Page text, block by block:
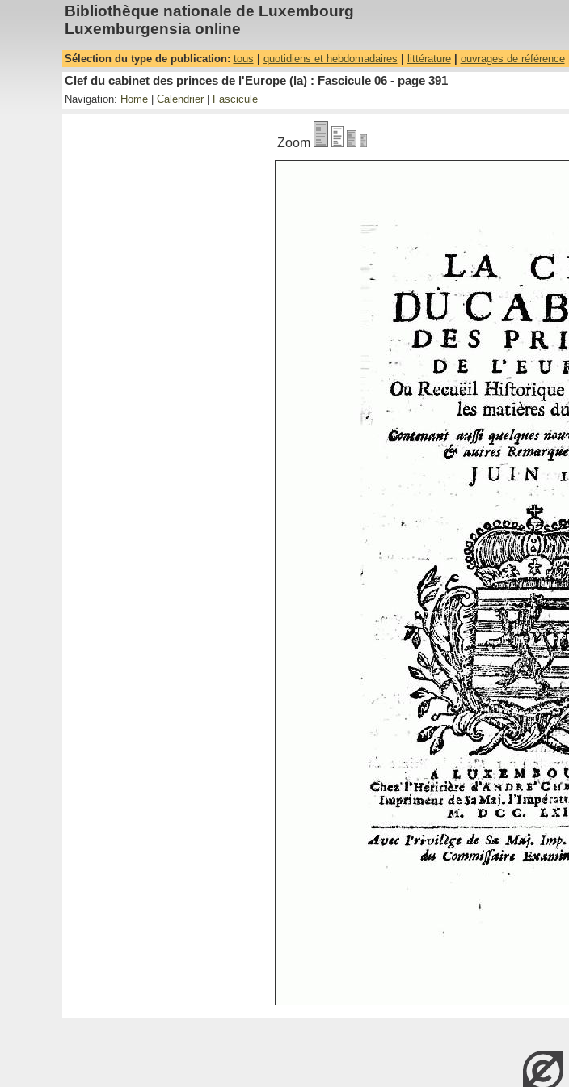
Bibliothèque nationale de Luxembourg
Luxemburgensia online
Sélection du type de publication: tous quotidiens et hebdomadaires littérature| ouvrages de référence|
Clef du cabinet des princes de l'Europe (la) : Fascicule 06 - page 391
Navigation: Home| Calendrier| Fascicule
Zoom